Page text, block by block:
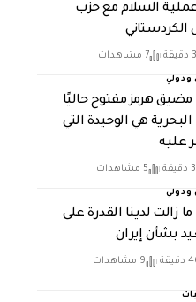
السلام مع حزب
الكردستاني
7 مشاهدات
ودولي
مضيق هرمز مفتوح حاليًا
البحرية هي الوحيدة التي
عليه
5 مشاهدات
ودولي
زالت لدينا القدرة على
بشأن إيران
9 مشاهدات